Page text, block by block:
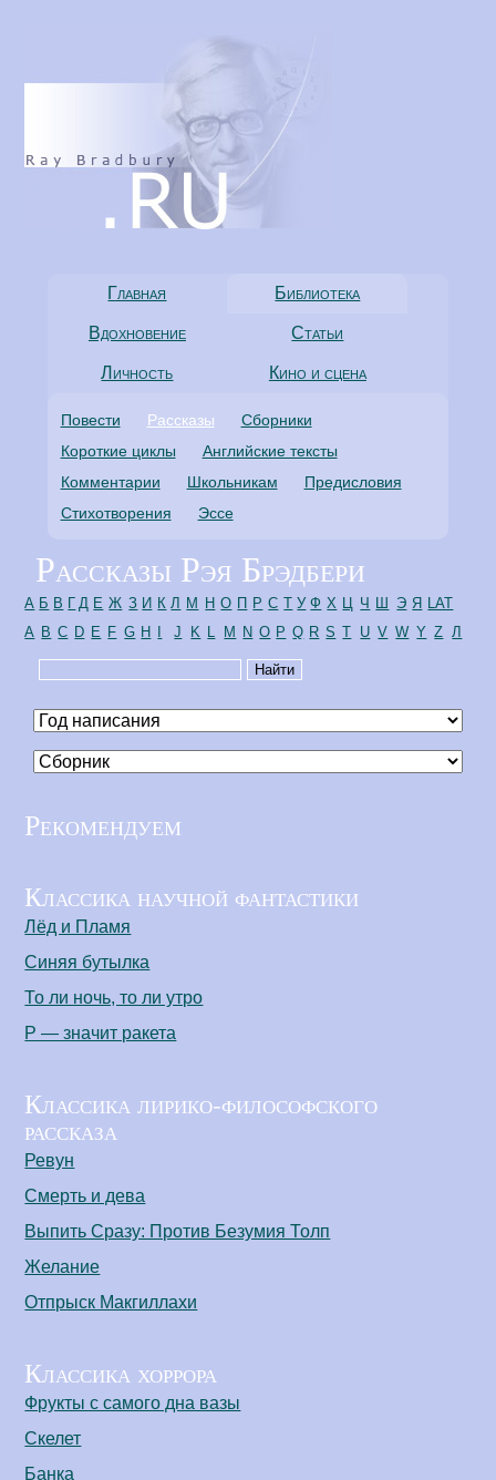
Главная Библиотека
Вдохновение Статьи
Личность Кино и сцена
Повести Рассказы
Сборники
Короткие циклы
Английские тексты
Комментарии
Школьникам
Предисловия
Стихотворения
Эссе
Рассказы Рэя Брэдбери
А Б В Г Д Е Ж З И К Л М Н О П Р С Т У Ф Х Ц Ч Ш Э Я LAT
A B C D E F G H J K L M N O P Q R S T U V W Y Z Л
Рекомендуем
Классика научной фантастики
Лёд и Пламя
Синяя бутылка
То ли ночь, то ли утро
Р — значит ракета
Классика лирико-философского
рассказа
Ревун
Смерть и дева
Выпить Сразу: Против Безумия Толп
Желание
Отпрыск Макгиллахи
Классика хоррора
Фрукты с самого дна вазы
Скелет
Банка